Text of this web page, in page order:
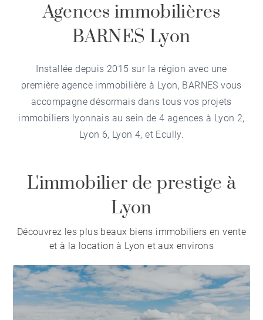
Agences immobilières
BARNES Lyon
Installée depuis 2015 sur la région avec une
première agence immobilière à Lyon, BARNES vous
accompagne désormais dans tous vos projets
immobiliers lyonnais au sein de 4 agences à Lyon 2,
Lyon 6, Lyon 4, et Ecully.
L'immobilier de prestige à
Lyon
Découvrez les plus beaux biens immobiliers en vente
et à la location à Lyon et aux environs